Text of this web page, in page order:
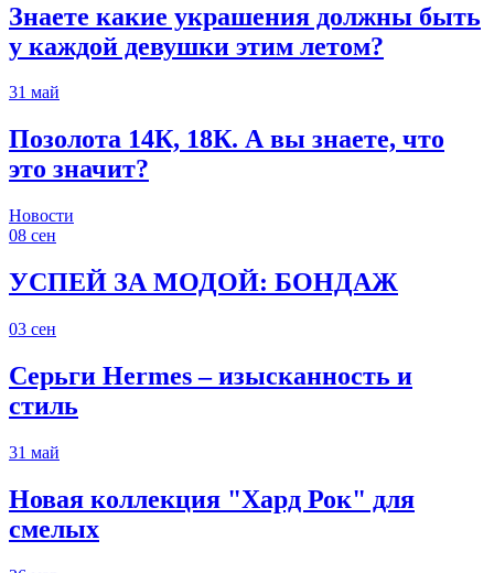
Знаете какие украшения должны быть
у каждой девушки этим летом?
31 май
Позолота 14К, 18К. А вы знаете, что
это значит?
Новости
08 сен
УСПЕЙ ЗА МОДОЙ: БОНДАЖ
03 сен
Серьги Hermes – изысканность и
стиль
31 май
Новая коллекция "Хард Рок" для
смелых